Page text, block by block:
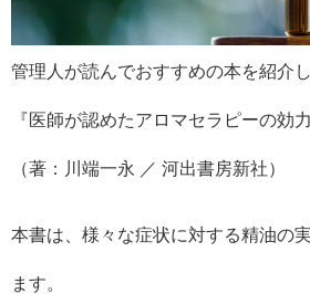
管理人が読んでおすすめの本を紹介し
『医師が認めたアロマセラピーの効力
（著：川端一永 ／ 河出書房新社）
本書は、様々な症状に対する精油の
ます。